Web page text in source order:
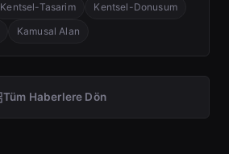
Kentsel-Tasarim
Kentsel-Donusum
Kamusal Alan
Tüm Haberlere Dön